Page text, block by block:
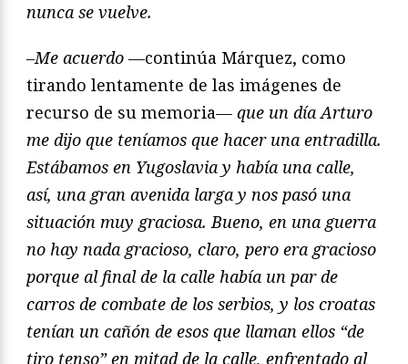
nunca se vuelve.
–Me acuerdo —continúa Márquez, como
tirando lentamente de las imágenes de
recurso de su memoria— que un día Arturo
me dijo que teníamos que hacer una entradilla.
Estábamos en Yugoslavia y había una calle,
así, una gran avenida larga y nos pasó una
situación muy graciosa. Bueno, en una guerra
no hay nada gracioso, claro, pero era gracioso
porque al final de la calle había un par de
carros de combate de los serbios, y los croatas
tenían un cañón de esos que llaman ellos “de
tiro tenso” en mitad de la calle, enfrentado al